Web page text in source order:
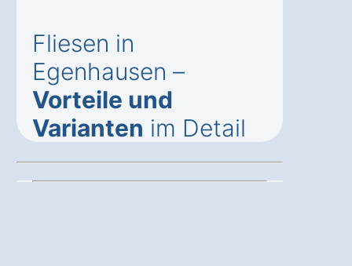
Fliesen in
Egenhausen –
Vorteile und
Varianten im Detail